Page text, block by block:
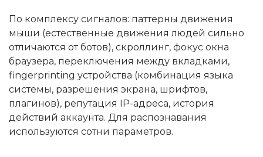
По комплексу сигналов: паттерны движения
мыши (естественные движения людей сильно
отличаются от ботов), скроллинг, фокус окна
браузера, переключения между вкладками,
fingerprinting устройства (комбинация языка
системы, разрешения экрана, шрифтов,
плагинов), репутация IP-адреса, история
действий аккаунта. Для распознавания
используются сотни параметров.